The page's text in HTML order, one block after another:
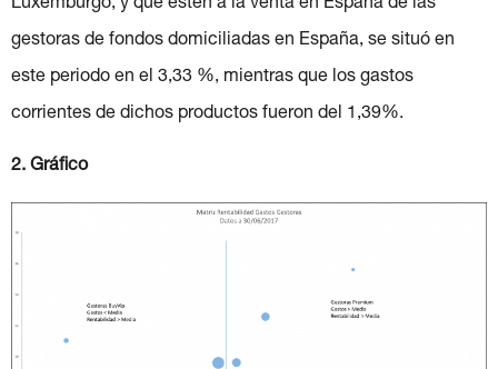
Luxemburgo, y que estén a la venta en España de las
gestoras de fondos domiciliadas en España, se situó en
este periodo en el 3,33 %, mientras que los gastos
corrientes de dichos productos fueron del 1,39%.
2. Gráfico